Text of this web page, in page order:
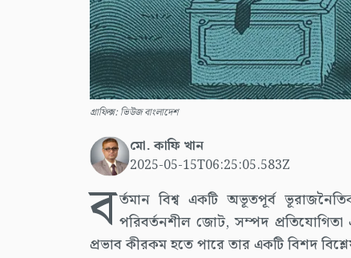
গ্রাফিক্স: ভিউজ বাংলাদেশ
মো. কাফি খান
2025-05-15T06:25:05.583Z
বর্তমান বিশ্ব একটি অভূতপূর্ব
পরিবর্তনশীল জোট, সম্পদ প্রতিযোগিতা
প্রভাব কীরকম হতে পারে তার একটি বিশদ